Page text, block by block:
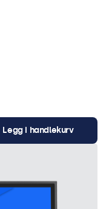
Legg i handlekurv